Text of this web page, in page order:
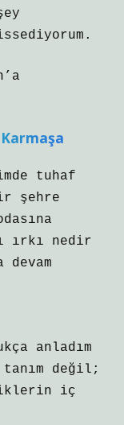
tuhaf
şehre
ırkı nedir
devam
anladım
değil;
iç